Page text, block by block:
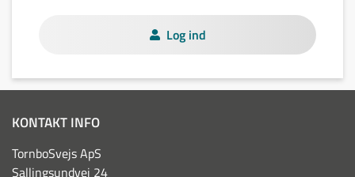
Log ind
KONTAKT INFO
TornboSvejs ApS
Sallingsundvej 24